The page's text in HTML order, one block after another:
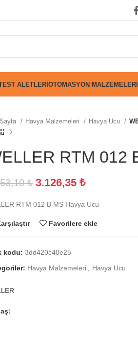
ALETLERIOTOMASYON MALZEMELERI
Havya Malzemeleri Havya Ucu
RTM 012
₺ 3.126,35 ₺
RTM 012 B MS Havya Ucu
Favorilere ekle
kodu: 3dd420c40e25
Havya Malzemeleri Havya Ucu